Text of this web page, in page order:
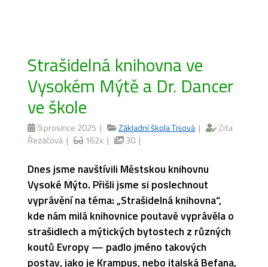
Strašidelná knihovna ve
Vysokém Mýtě a Dr. Dancer
ve škole
9.prosince 2025 | Základní škola Tisová |
Zita
Řezáčová |
162x | 30 |
Dnes jsme navštívili Městskou knihovnu
Vysoké Mýto. Přišli jsme si poslechnout
vyprávění na téma: „Strašidelná knihovna“,
kde nám milá knihovnice poutavě vyprávěla o
strašidlech a mýtických bytostech z různých
koutů Evropy — padlo jméno takových
postav, jako je Krampus, nebo italská Befana,